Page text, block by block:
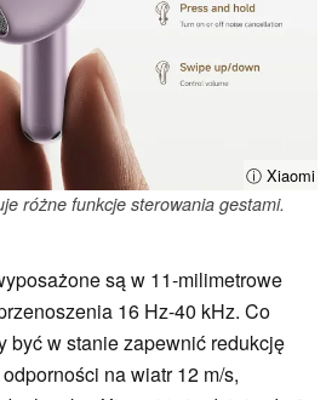
ⓘ Xiaomi
różne funkcje sterowania gestami.
są w 11-milimetrowe
16 Hz-40 kHz. Co
być w stanie zapewnić redukcję
na wiatr 12 m/s,